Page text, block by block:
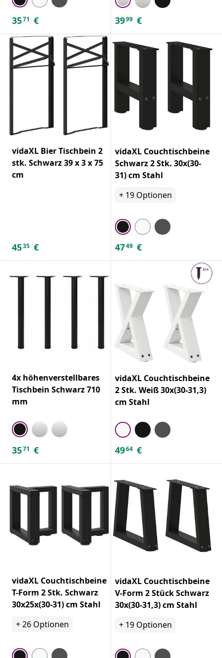
3571 € 3999 €
vidaXL Bier Tischbein 2
stk. Schwarz 39 x 3 x 75
cm
4535 €
vidaXL Couchtischbeine
Schwarz 2 Stk. 30x(30-
31) cm Stahl
+ 19 Optionen
4749 €
4x höhenverstellbares
Tischbein Schwarz 710
mm
3571 €
vidaXL Couchtischbeine
2 Stk. Weiß 30x(30-31,3)
cm Stahl
4964 €
vidaXL Couchtischbeine
T-Form 2 Stk. Schwarz
30x25x(30-31) cm Stahl
+26 Optionen
vidaXL Couchtischbeine
V-Form 2 Stück Schwarz
30x(30-31,3) cm Stahl
+ 19 Optionen